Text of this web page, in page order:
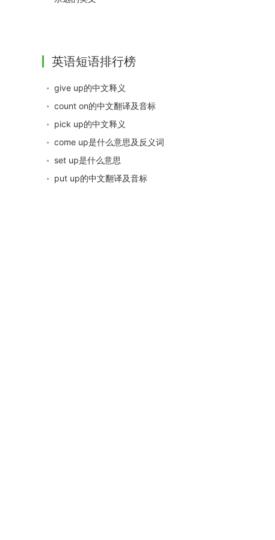
英语短语排行榜
give up的中文释义
count on的中文翻译及音标
pick up的中文释义
come up是什么意思及反义词
set up是什么意思
put up的中文翻译及音标